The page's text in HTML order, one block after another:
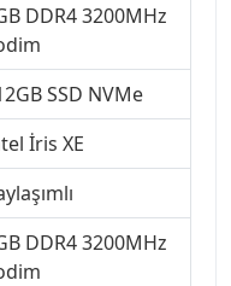
DDR4 3200MHz
SSD NVMe
İris XE
DDR4 3200MHz